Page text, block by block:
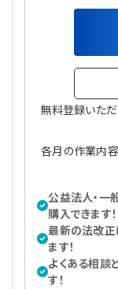
無料登録いただ
各月の作業内
公益法人・一
購入できます！
最新の法改正
ます！
よくある相談
す！